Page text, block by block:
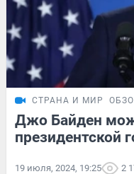
СТРАНА И МИР
Джо Байден
президентской
19 июля, 2024, 19:25 2